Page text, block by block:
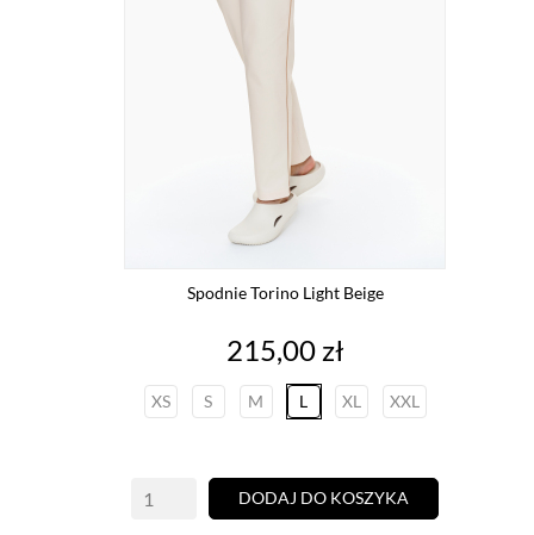
Spodnie Torino Light Beige
Cena
215,00 zł
XS S M L XL XXL
DODAJ DO KOSZYKA